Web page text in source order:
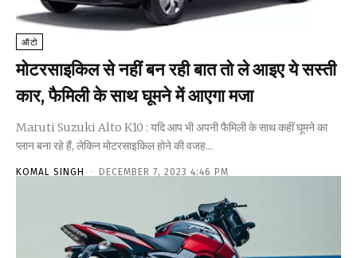
ऑटो
मोटरसाइकिल से नहीं बन रही बात तो ले आइए ये सस्ती
कार, फैमिली के साथ घूमने में आएगा मजा
Maruti Suzuki Alto K10 : यदि आप भी अपनी फैमिली के साथ कहीं घूमने का
प्लान बना रहे हैं, लेकिन मोटरसाइकिल होने की वजह...
KOMAL SINGH - DECEMBER 7, 2023 4:46 PM